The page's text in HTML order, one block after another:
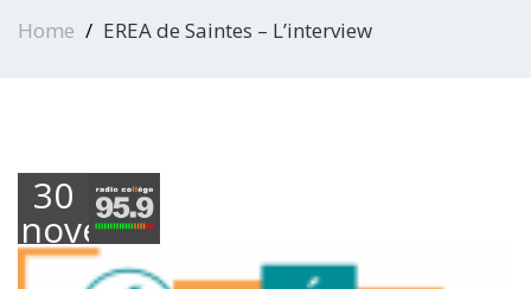
Home EREA de Saintes – L’interview
30
novembre
2023